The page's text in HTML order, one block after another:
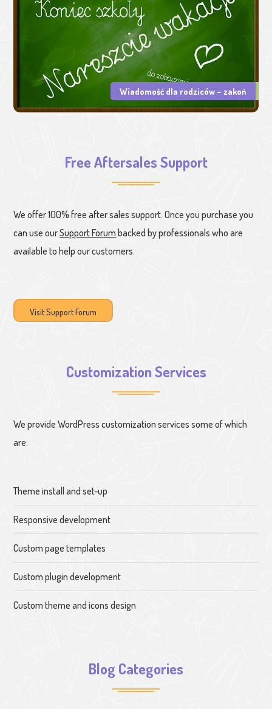
Wiadomość dla rodziców – zakoń
Free Aftersales Support
We offer 100% free after sales support. Once you purchase you
can use ourSupport Forum backed by professionals who are
available to help our customers.
Visit Support Forum
Customization Services
We provide WordPress customization services some of which
are:
Theme install and set-up
Responsive development
Custom page templates
Custom plugin development
Custom theme and icons design
Blog Categories